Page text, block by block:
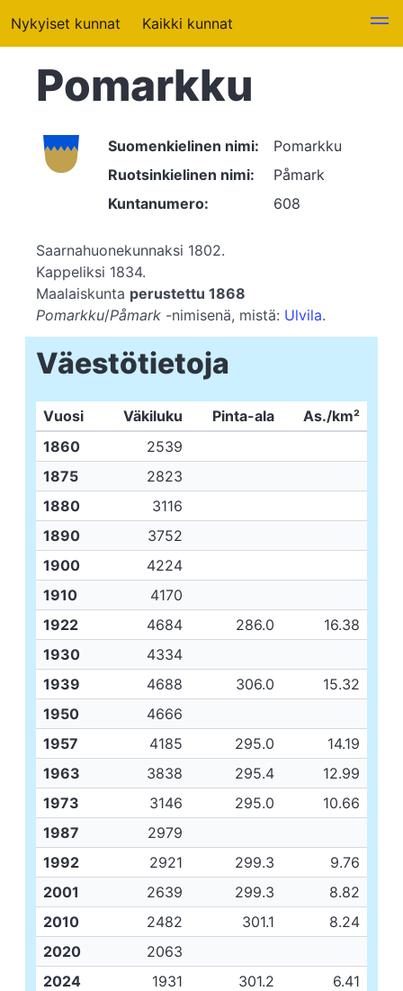
Nykyiset kunnat Kaikki kunnat
Pomarkku
Suomenkielinen nimi:
Pomarkku
Ruotsinkielinen nimi:
Påmark
Kuntanumero:
608
Saarnahuonekunnaksi 1802.
Kappeliksi 1834.
Maalaiskunta perustettu 1868
Pomarkku/Påmark -nimisenä, mistä: Ulvila.
Väestötietoja
Vuosi Väkiluku Pinta-ala
As./km²
1860
2539
1875
2823
1880
3116
1890
3752
1900
4224
1910
4170
1922
4684 286.0
16.38
1930
4334
1939
4688 306.0
15.32
1950
4666
1957
4185 295.0
14.19
1963
3838 295.4
12.99
1973
3146 295.0
10.66
1987
2979
1992
2921 299.3
9.76
2001
2639 299.3
8.82
2010
2482 301.1
8.24
2020
2063
2024
1931 301.2 6.41